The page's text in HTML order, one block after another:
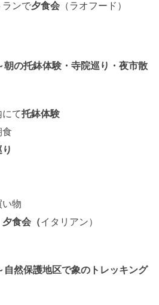
ンで夕食会（ラオフード）
の托鉢体験・寺院巡り・夜市散
て托鉢体験
い物
夕食会（イタリアン）
然保護地区で象のトレッキング